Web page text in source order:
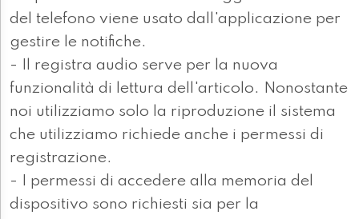
del telefono viene usato dall'applicazione per
gestire le notifiche.
- Il registra audio serve per la nuova
funzionalità di lettura dell'articolo. Nonostante
noi utilizziamo solo la riproduzione il sistema
che utilizziamo richiede anche i permessi di
registrazione.
- I permessi di accedere alla memoria del
dispositivo sono richiesti sia per la